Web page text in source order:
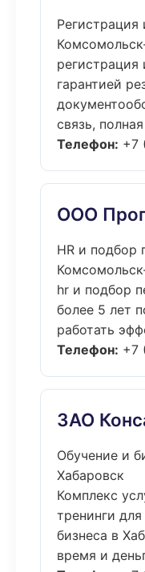
Регистрация
регистрация
гарантией
связь,
Телефон: +7
ООО
HR и подбор
hr и подбор
более 5 лет
работать
Телефон: +7
ЗАО
Обучение и
Хабаровск
Комплекс
тренинги
бизнеса в
время и